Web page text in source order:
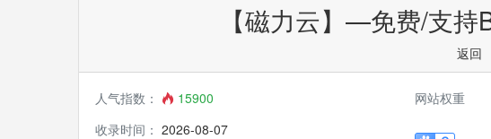
【磁力云】—免费/支
返回
人气指数：
15900
收录时间： 2026-08-07
网站权重